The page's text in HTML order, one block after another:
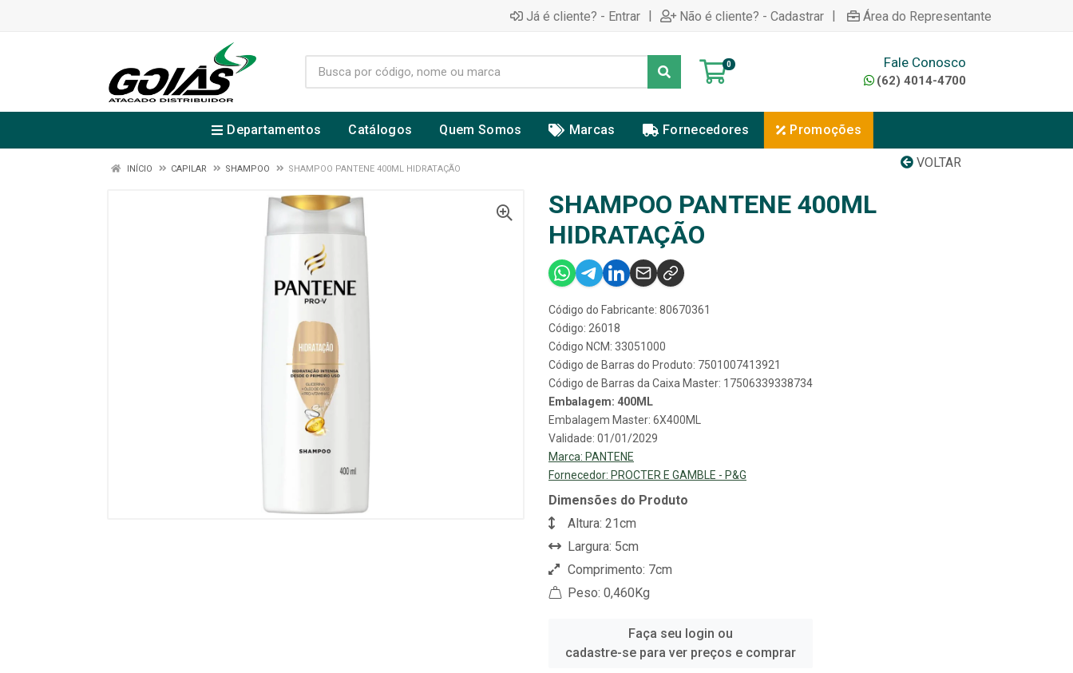
Já é cliente? - Entrar | Não é cliente? - Cadastrar | Área do Representante
0 Fale Conosco
(62) 4014-4700
Departamentos Catálogos Quem Somos Marcas Fornecedores Promoções
VOLTAR
INÍCIO CAPILAR SHAMPOO SHAMPOO PANTENE 400ML HIDRATAÇÃO
SHAMPOO PANTENE 400ML
HIDRATAÇÃO
Código do Fabricante: 80670361
Código: 26018
Código NCM: 33051000
Código de Barras do Produto: 7501007413921
Código de Barras da Caixa Master: 17506339338734
Embalagem: 400ML
Embalagem Master: 6X400ML
Validade: 01/01/2029
Marca: PANTENE
Fornecedor: PROCTER E GAMBLE - P&G
Dimensões do Produto
Altura: 21cm
Largura: 5cm
Comprimento: 7cm
Peso: 0,460Kg
Faça seu login ou
cadastre-se para ver preços e comprar